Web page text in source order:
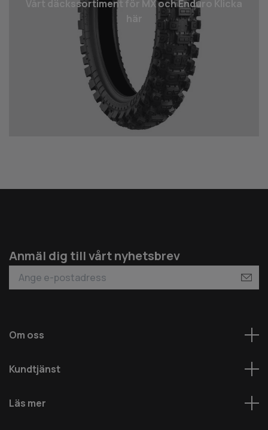
Vårt däcks­sortiment för MX och Enduro Klicka
Anmäl dig till vårt nyhetsbrev
Om oss
Kundtjänst
Läs mer